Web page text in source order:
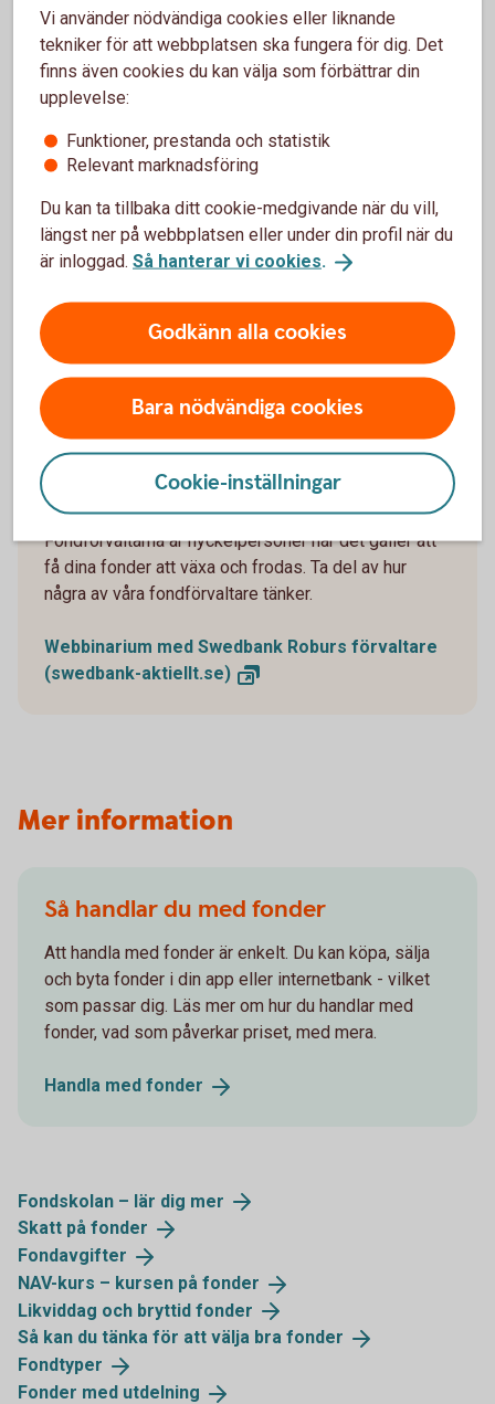
Du hittar alla fonderna, och aktuella kurser, i
Fondlistan.
Fondlistan
Swedbank Robur
Hur tänker en fondförvaltare?
Fondförvaltarna är nyckelpersoner när det gäller att
få dina fonder att växa och frodas. Ta del av hur
några av våra fondförvaltare tänker.
Webbinarium med Swedbank Roburs förvaltare
(swedbank-aktiellt.se)
Tips!
Mer information
Så handlar du med fonder
Att handla med fonder är enkelt. Du kan köpa, sälja
och byta fonder i din app eller internetbank - vilket
som passar dig. Läs mer om hur du handlar med
fonder, vad som påverkar priset, med mera.
Handla med fonder
Fondskolan – lär dig mer
Skatt på fonder
Fondavgifter
NAV-kurs – kursen på fonder
Likviddag och bryttid fonder
Så kan du tänka för att välja bra fonder
Fondtyper
Fonder med utdelning
Vi använder nödvändiga cookies eller liknande
tekniker för att webbplatsen ska fungera för dig. Det
finns även cookies du kan välja som förbättrar din
upplevelse:
Funktioner, prestanda och statistik
Relevant marknadsföring
Du kan ta tillbaka ditt cookie-medgivande när du vill,
längst ner på webbplatsen eller under din profil när du
är inloggad. Så hanterar vi cookies.
Godkänn alla cookies
Bara nödvändiga cookies
Cookie-inställningar